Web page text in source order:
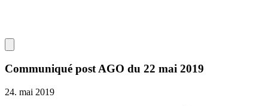
Communiqué post AGO du 22 mai 2019
24. mai 2019